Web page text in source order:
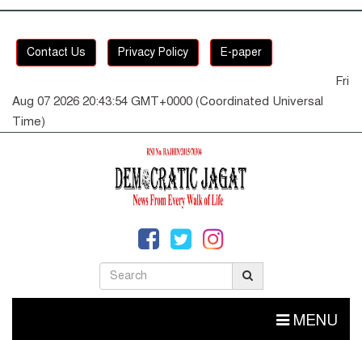
Contact Us Privacy Policy E-paper
Fri
Aug 07 2026 20:43:55 GMT+0000 (Coordinated Universal
Time)
MENU